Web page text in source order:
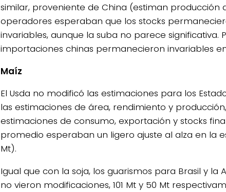
similar, proveniente de China (estiman producción
operadores esperaban que los stocks
invariables, aunque la suba no parece significativa.
importaciones chinas permanecieron invariables
Maíz
El Usda no modificó las estimaciones para los
las estimaciones de área, rendimiento y
estimaciones de consumo, exportación y stocks
promedio esperaban un ligero ajuste al alza en la
Mt).
Igual que con la soja, los guarismos para Brasil y la
no vieron modificaciones, 101 Mt y 50 Mt